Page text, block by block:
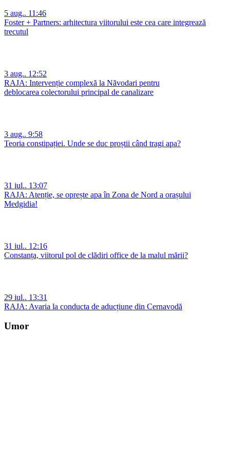
5 aug.. 11:46
Foster + Partners: arhitectura viitorului este cea care integrează
trecutul
3 aug.. 12:52
RAJA: Intervenție complexă la Năvodari pentru
deblocarea colectorului principal de canalizare
3 aug.. 9:58
Teoria constipației. Unde se duc proștii când tragi apa?
31 iul.. 13:07
RAJA: Atenție, se oprește apa în Zona de Nord a orașului
Medgidia!
31 iul.. 12:16
Constanța, viitorul pol de clădiri office de la malul mării?
29 iul.. 13:31
RAJA: Avaria la conducta de aducțiune din Cernavodă
Umor